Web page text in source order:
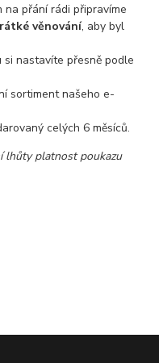
na přání rádi připravíme
věnování, aby byl
si nastavíte přesně podle
sortiment našeho e-
celých 6 měsíců.
lhůty platnost poukazu